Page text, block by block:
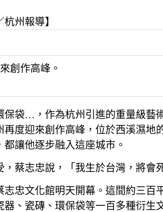
州報導】
創作高峰。
保袋…，作為杭州引進的重量級藝
再度迎來創作高峰，位於西溪濕地
讓他逐步融入這座城市。
蔡志忠說，「我生於台灣，將會
忠文化館明天開幕。這間約三百
、瓷磚、環保袋等一百多種衍生